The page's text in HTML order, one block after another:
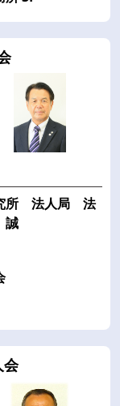
所 法人局 法
誠
会